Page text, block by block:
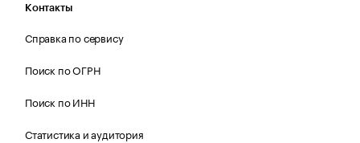
Контакты
Справка по сервису
Поиск по ОГРН
Поиск по ИНН
Статистика и аудитория